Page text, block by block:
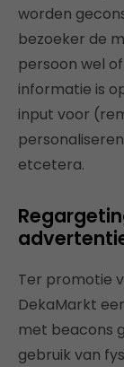
worden
bezoeker de
persoon wel
informatie is
input voor
etcetera.
Ter promotie
DekaMarkt
met beacons
gebruik van